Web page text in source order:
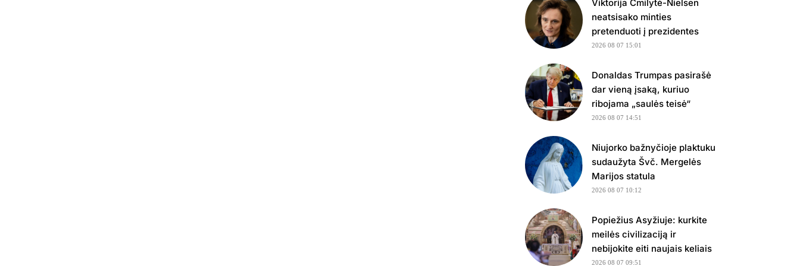
Viktorija Čmilytė-Nielsen
neatsisako minties
pretenduoti į prezidentes
2026 08 07 15:01
Donaldas Trumpas pasirašė
dar vieną įsaką, kuriuo
ribojama „saulės teisė“
2026 08 07 14:51
Niujorko bažnyčioje plaktuku
sudaužyta Švč. Mergelės
Marijos statula
2026 08 07 10:12
Popiežius Asyžiuje: kurkite
meilės civilizaciją ir
nebijokite eiti naujais keliais
2026 08 07 09:51